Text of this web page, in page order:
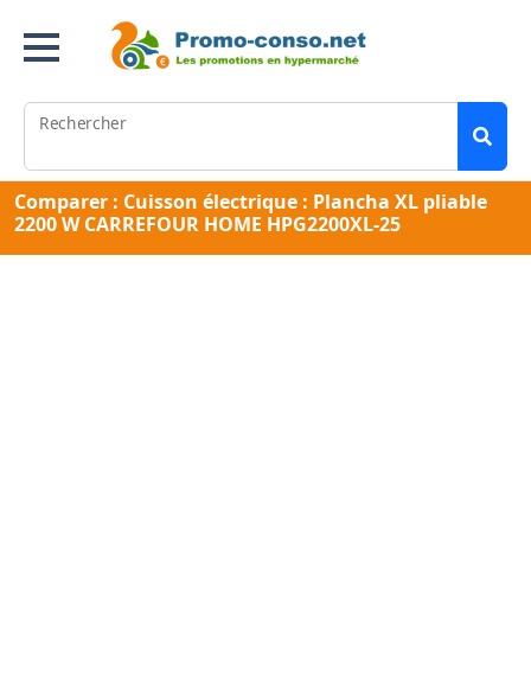
Rechercher
Comparer : Cuisson électrique : Plancha XL pliable
2200 W CARREFOUR HOME HPG2200XL-25